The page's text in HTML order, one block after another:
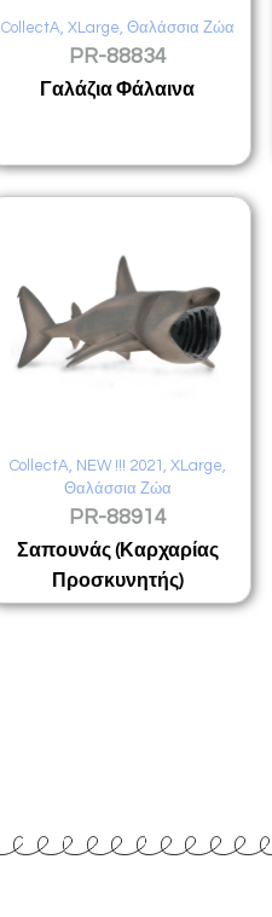
CollectA XLarge Θαλάσσια Ζώα
PR-88834
Γαλάζια Φάλαινα
CollectA NEW !!! 2021 XLarge
Θαλάσσια Ζώα
PR-88914
Σαπουνάς (Καρχαρίας
Προσκυνητής)